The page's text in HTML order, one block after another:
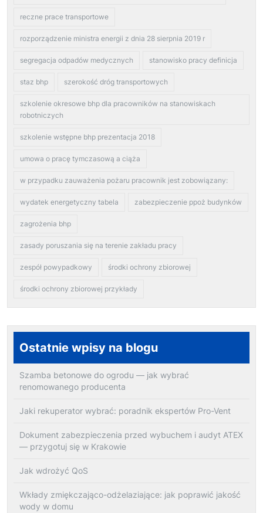
reczne prace transportowe
rozporządzenie ministra energii z dnia 28 sierpnia 2019 r
segregacja odpadów medycznych stanowisko pracy definicja
staz bhp szerokość dróg transportowych
szkolenie okresowe bhp dla pracowników na stanowiskach
robotniczych
szkolenie wstępne bhp prezentacja 2018
umowa o pracę tymczasową a ciąża
w przypadku zauważenia pożaru pracownik jest zobowiązany:
wydatek energetyczny tabela zabezpieczenie ppoż budynków
zagrożenia bhp
zasady poruszania się na terenie zakładu pracy
zespół powypadkowy środki ochrony zbiorowej
środki ochrony zbiorowej przykłady
Ostatnie wpisy na blogu
Szamba betonowe do ogrodu — jak wybrać
renomowanego producenta
Jaki rekuperator wybrać: poradnik ekspertów Pro-Vent
Dokument zabezpieczenia przed wybuchem i audyt ATEX
— przygotuj się w Krakowie
Jak wdrożyć QoS
Wkłady zmiękczająco-odżelaziające: jak poprawić jakość
wody w domu